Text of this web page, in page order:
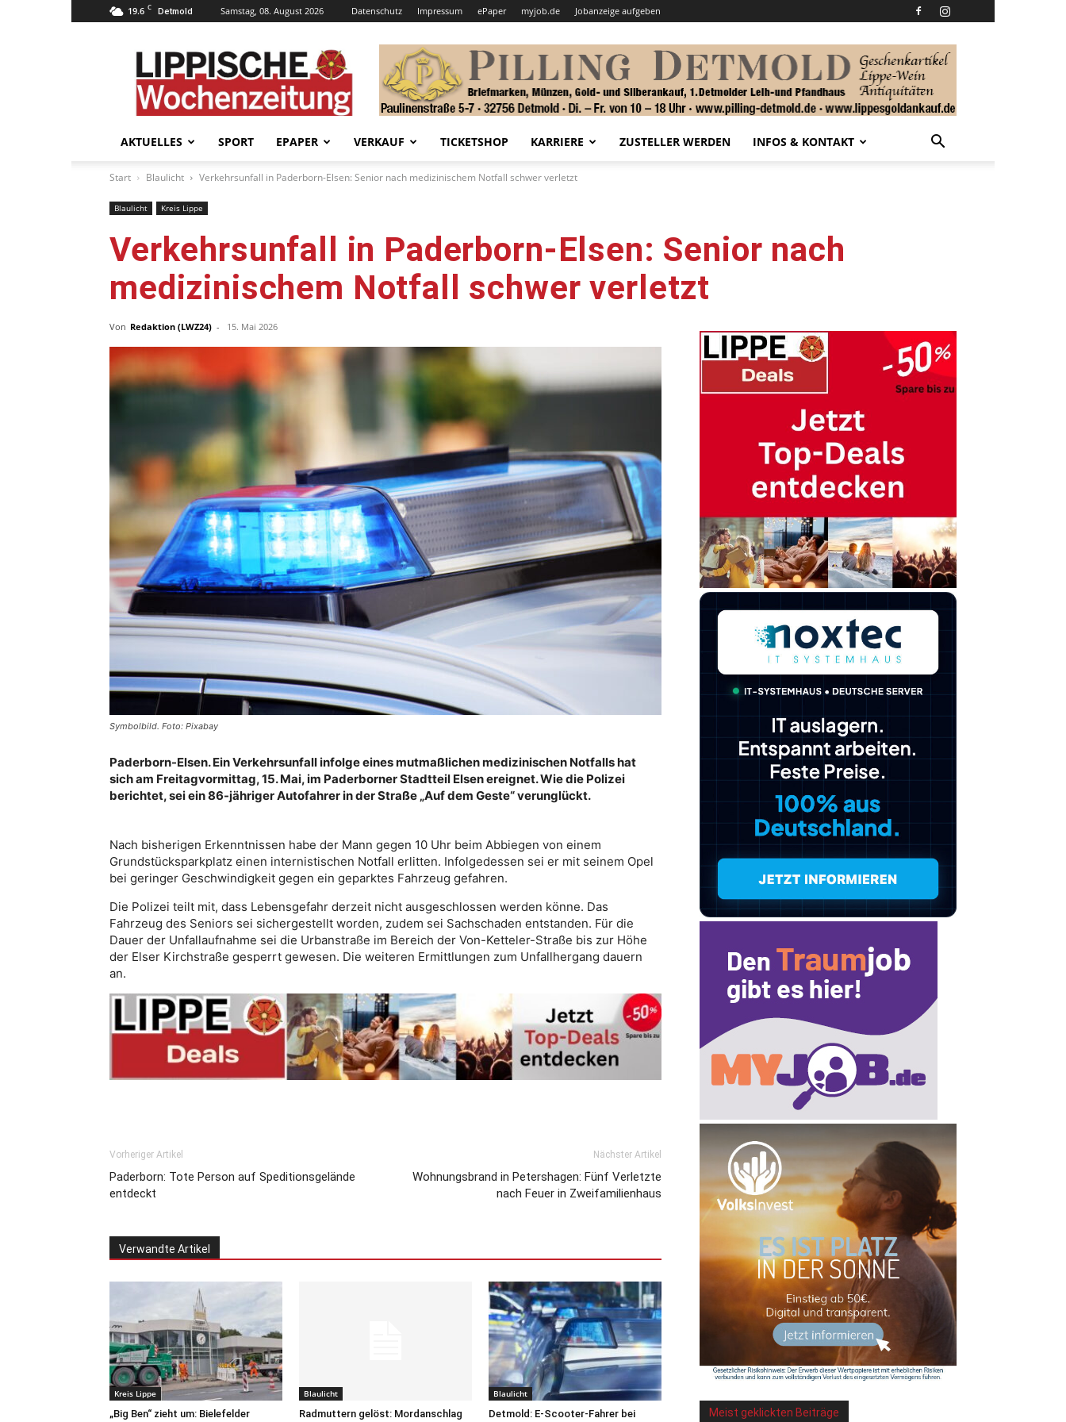
19.6 C Detmold Samstag, 08. August 2026 Datenschutz Impressum ePaper myjob.de Jobanzeige aufgeben
Lippische
Wochenzeitung
–
LWZ24.de
AKTUELLES SPORT EPAPER VERKAUF TICKETSHOP KARRIERE ZUSTELLER WERDEN INFOS & KONTAKT
Start Blaulicht Verkehrsunfall in Paderborn-Elsen: Senior nach medizinischem Notfall schwer verletzt
Blaulicht Kreis Lippe
Verkehrsunfall in Paderborn-Elsen: Senior nach
medizinischem Notfall schwer verletzt
Von Redaktion (LWZ24) - 15. Mai 2026
Symbolbild. Foto: Pixabay
Paderborn-Elsen. Ein Verkehrsunfall infolge eines mutmaßlichen medizinischen Notfalls hat
sich am Freitagvormittag, 15. Mai, im Paderborner Stadtteil Elsen ereignet. Wie die Polizei
berichtet, sei ein 86-jähriger Autofahrer in der Straße „Auf dem Geste“ verunglückt.
Nach bisherigen Erkenntnissen habe der Mann gegen 10 Uhr beim Abbiegen von einem
Grundstücksparkplatz einen internistischen Notfall erlitten. Infolgedessen sei er mit seinem Opel
bei geringer Geschwindigkeit gegen ein geparktes Fahrzeug gefahren.
Die Polizei teilt mit, dass Lebensgefahr derzeit nicht ausgeschlossen werden könne. Das
Fahrzeug des Seniors sei sichergestellt worden, zudem sei Sachschaden entstanden. Für die
Dauer der Unfallaufnahme sei die Urbanstraße im Bereich der Von-Ketteler-Straße bis zur Höhe
der Elser Kirchstraße gesperrt gewesen. Die weiteren Ermittlungen zum Unfallhergang dauern
an.
Vorheriger Artikel
Paderborn: Tote Person auf Speditionsgelände
entdeckt
Nächster Artikel
Wohnungsbrand in Petershagen: Fünf Verletzte
nach Feuer in Zweifamilienhaus
Verwandte Artikel
Kreis Lippe
„Big Ben“ zieht um: Bielefelder
Blaulicht
Radmuttern gelöst: Mordanschlag
Blaulicht
Detmold: E-Scooter-Fahrer bei Meist geklickten Beiträge